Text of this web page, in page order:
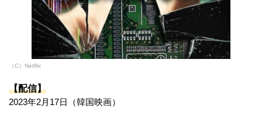
（C）Netflix
【配信】
2023年2月17日（韓国映画）